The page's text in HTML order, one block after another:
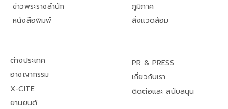
ข่าวพระราชสำนัก
หนังสือพิมพ์
ภูมิภาค
สิ่งแวดล้อม
ต่างประเทศ
อาชญากรรม
X-CITE
ยานยนต์
PR & PRESS
เกี่ยวกับเรา
ติดต่อและ สนับสนุน